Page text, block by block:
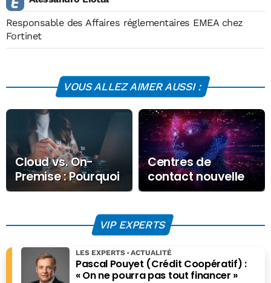
Responsable des Affaires réglementaires EMEA chez
Fortinet
VOUS ALLEZ AIMER AUSSI :
Cloud vs. On-
Premise : Pourquoi
les institutions
migrent vers le
Centres de
contact nouvelle
génération :
transforme
l’expérience client
VIP EXPERTS
Pascal Pouyet (Crédit Coopératif) :
« On ne pourra pas tout financer »
LES EXPERTS ACTUALITÉ